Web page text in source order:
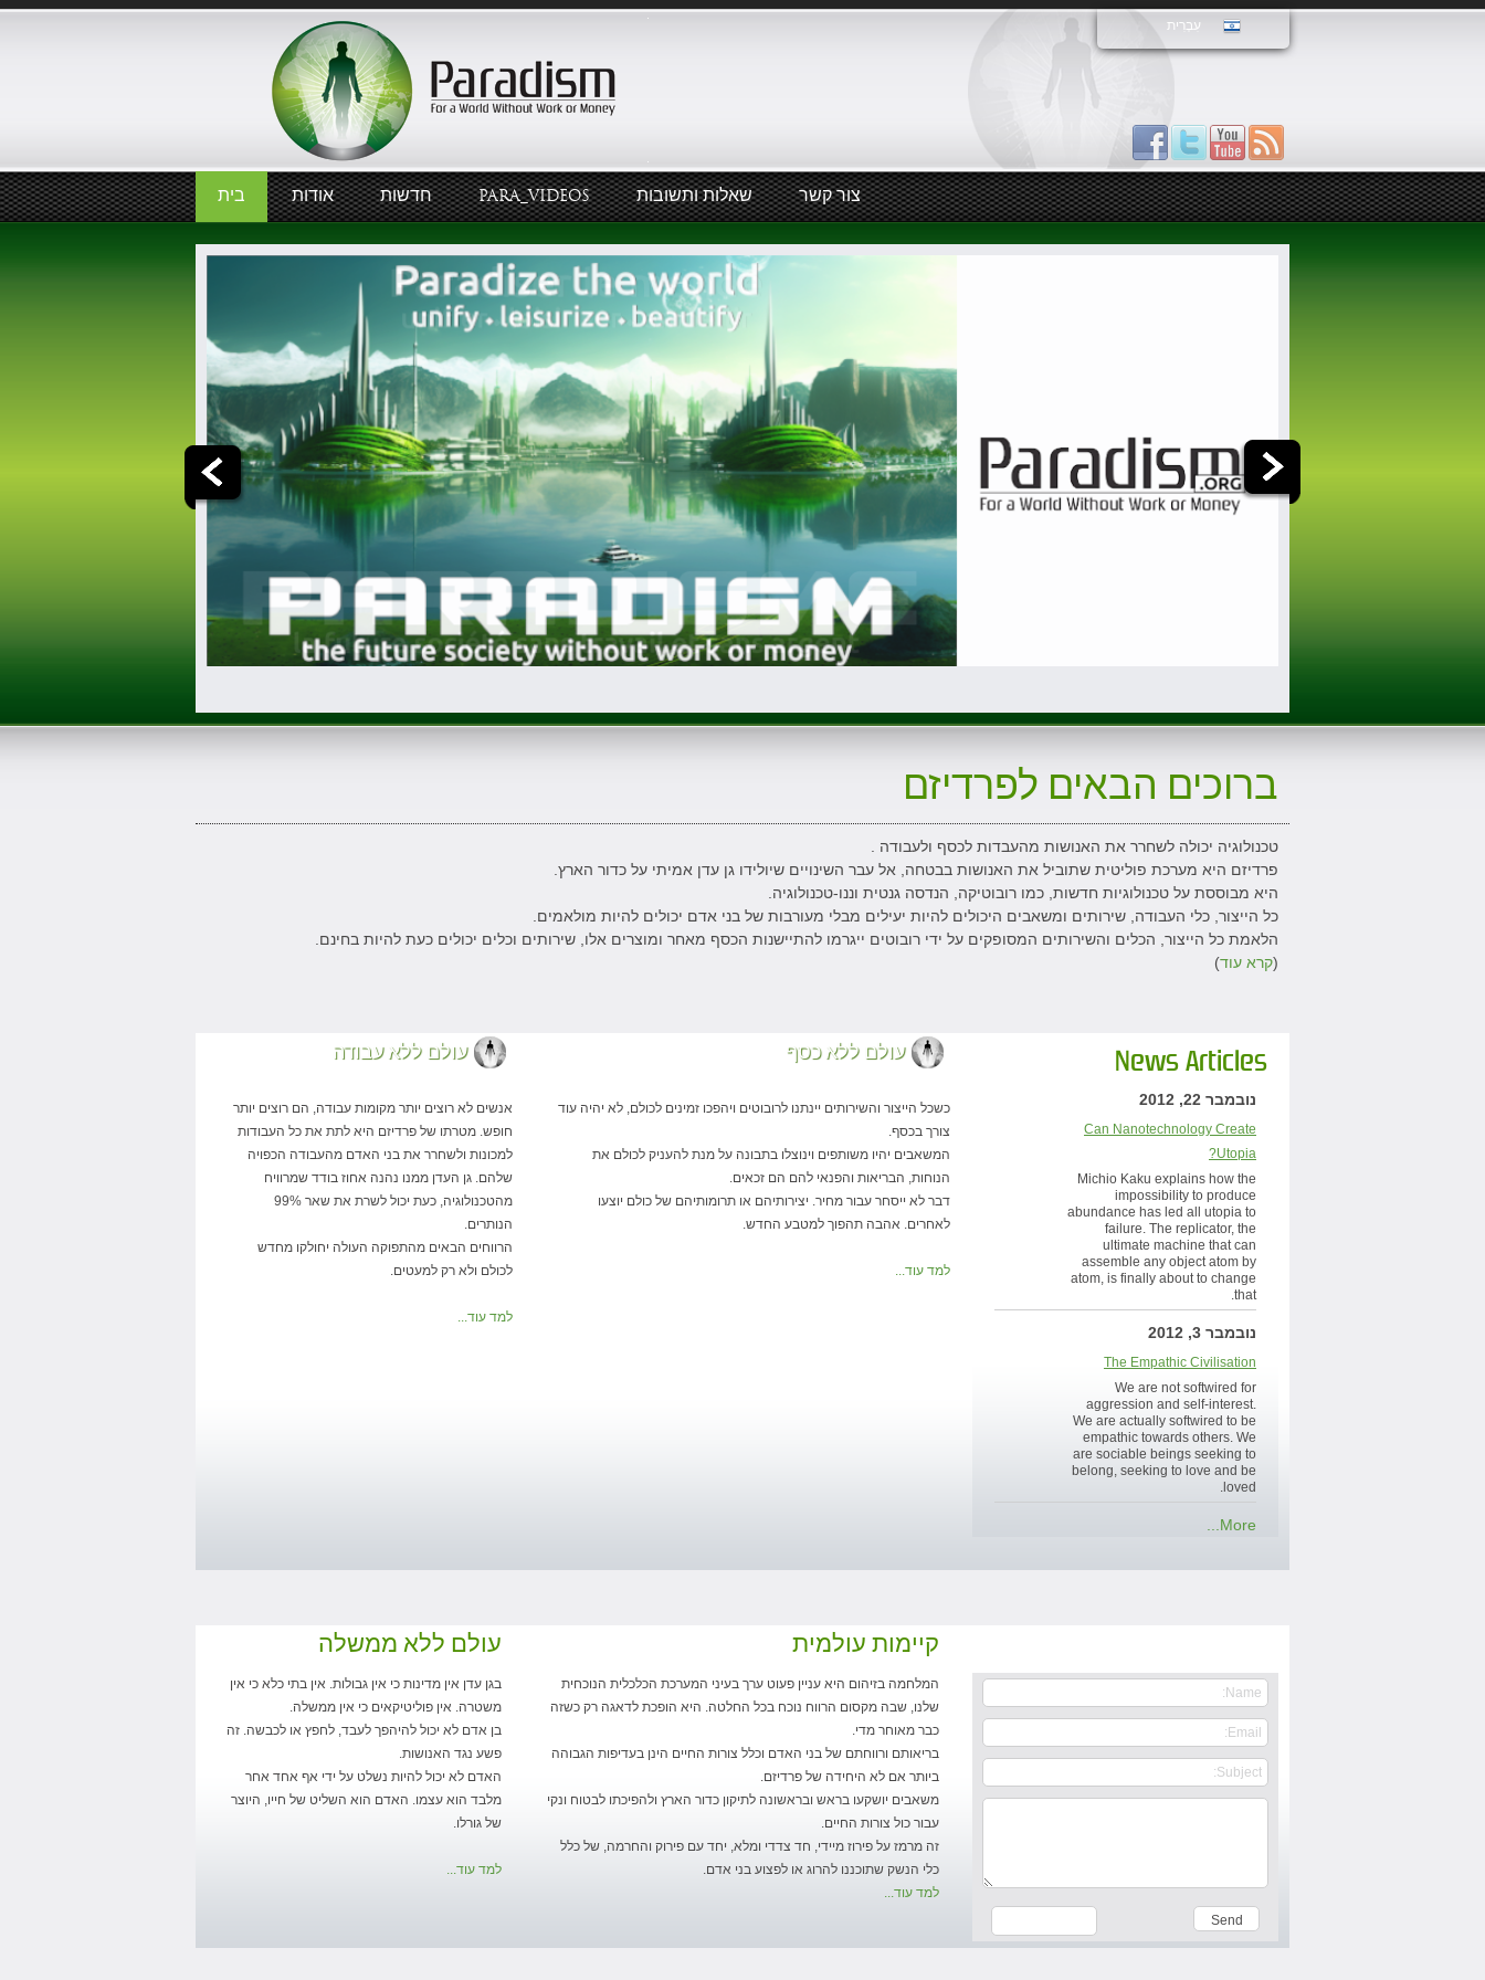
עִבְרִית
בית אודות חדשות PARA_VIDEOS שאלות ותשובות צור קשר
ברוכים הבאים לפרדיזם
טכנולוגיה יכולה לשחרר את האנושות מהעבדות לכסף ולעבודה .
פרדיזם היא מערכת פוליטית שתוביל את האנושות בבטחה, אל עבר השינויים שיולידו גן עדן אמיתי על כדור הארץ.
היא מבוססת על טכנולוגיות חדשות, כמו רובוטיקה, הנדסה גנטית וננו-טכנולוגיה.
כל הייצור, כלי העבודה, שירותים ומשאבים היכולים להיות יעילים מבלי מעורבות של בני אדם יכולים להיות מולאמים.
הלאמת כל הייצור, הכלים והשירותים המסופקים על ידי רובוטים ייגרמו להתיישנות הכסף מאחר ומוצרים אלו, שירותים וכלים יכולים כעת להיות בחינם.
(קרא עוד)
עולם ללא עבודה
אנשים לא רוצים יותר מקומות עבודה, הם רוצים יותר
חופש. מטרתו של פרדיזם היא לתת את כל העבודות
למכונות ולשחרר את בני האדם מהעבודה הכפויה
שלהם. גן העדן ממנו נהנה אחוז בודד שמרוויח
מהטכנולוגיה, כעת יכול לשרת את שאר 99%
הנותרים.
הרווחים הבאים מהתפוקה העולה יחולקו מחדש
לכולם ולא רק למעטים.
למד עוד...
עולם ללא כסף
כשכל הייצור והשירותים יינתנו לרובוטים ויהפכו זמינים לכולם, לא יהיה עוד
צורך בכסף.
המשאבים יהיו משותפים וינוצלו בתבונה על מנת להעניק לכולם את
הנוחות, הבריאות והפנאי להם הם זכאים.
דבר לא ייסחר עבור מחיר. יצירותיהם או תרומותיהם של כולם יוצעו
לאחרים. אהבה תהפוך למטבע החדש.
למד עוד...
News Articles
נובמבר 22, 2012
Can Nanotechnology Create
Utopia?
Michio Kaku explains how the
impossibility to produce
abundance has led all utopia to
failure. The replicator, the
ultimate machine that can
assemble any object atom by
atom, is finally about to change
that.
נובמבר 3, 2012
The Empathic Civilisation
We are not softwired for
aggression and self-interest.
We are actually softwired to be
empathic towards others. We
are sociable beings seeking to
belong, seeking to love and be
loved.
More...
עולם ללא ממשלה
בגן עדן אין מדינות כי אין גבולות. אין בתי כלא כי אין
משטרה. אין פוליטיקאים כי אין ממשלה.
בן אדם לא יכול להיהפך לעבד, לחפץ או לכבשה. זה
פשע נגד האנושות.
האדם לא יכול להיות נשלט על ידי אף אחד אחר
מלבד הוא עצמו. האדם הוא השליט של חייו, היוצר
של גורלו.
למד עוד...
קיימות עולמית
המלחמה בזיהום היא עניין פעוט ערך בעיני המערכת הכלכלית הנוכחית
שלנו, שבה מקסום הרווח נוכח בכל החלטה. היא הופכת לדאגה רק כשזה
כבר מאוחר מדי.
בריאותם ורווחתם של בני האדם וכלל צורות החיים הינן בעדיפות הגבוהה
ביותר אם לא היחידה של פרדיזם.
משאבים יושקעו בראש ובראשונה לתיקון כדור הארץ ולהפיכתו לבטוח ונקי
עבור כול צורות החיים.
זה מרמז על פירוז מיידי, חד צדדי ומלא, יחד עם פירוק והחרמה, של כלל
כלי הנשק שתוכננו להרוג או לפצוע בני אדם.
למד עוד...